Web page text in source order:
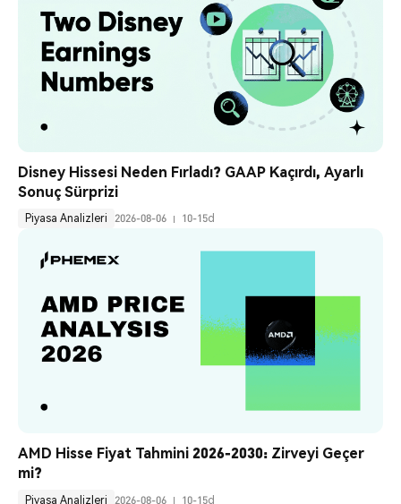
Disney Hissesi Neden Fırladı? GAAP Kaçırdı, Ayarlı
Sonuç Sürprizi
Piyasa Analizleri 2026-08-06 10-15d
AMD Hisse Fiyat Tahmini 2026-2030: Zirveyi Geçer
mi?
Piyasa Analizleri 2026-08-06 10-15d